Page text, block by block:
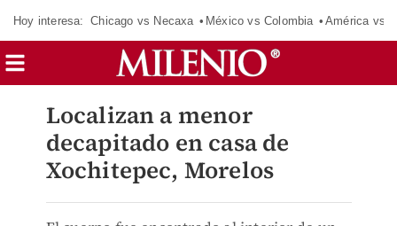
Hoy interesa: Chicago vs Necaxa México vs Colombia América vs
Localizan a menor
decapitado en casa de
Xochitepec, Morelos